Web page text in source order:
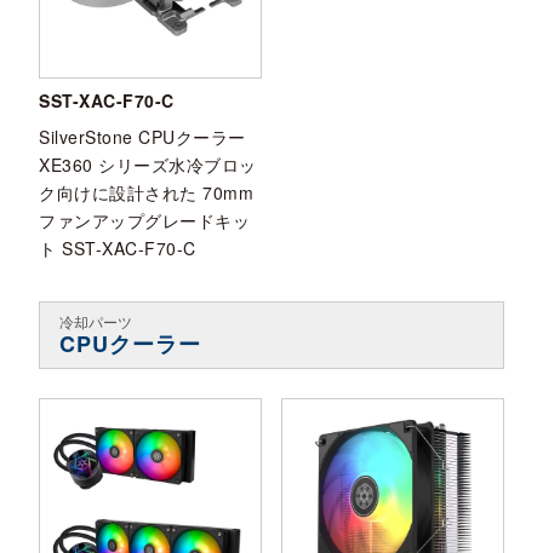
SST-XAC-F70-C
SilverStone CPUクーラー
XE360 シリーズ水冷ブロッ
ク向けに設計された 70mm
ファンアップグレードキッ
ト SST-XAC-F70-C
冷却パーツ
CPUクーラー